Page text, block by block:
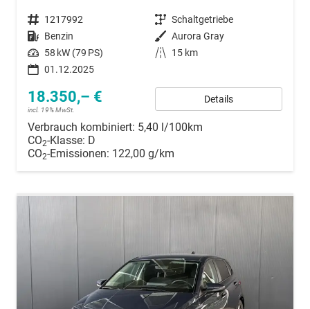
Fahrzeugnummer 1217992 Getriebe Schaltgetriebe
Kraftstoff Benzin Außenfarbe Aurora Gray
Leistung 58 kW (79 PS) Kilometerstand
15 km
01.12.2025
18.350,– €
incl. 19% MwSt.
Details
Verbrauch kombiniert: 5,40 l/100km
CO2-Klasse: D
CO2-Emissionen: 122,00 g/km